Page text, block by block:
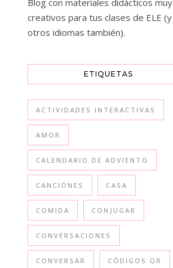
Blog con materiales didácticos muy
creativos para tus clases de ELE (y
otros idiomas también).
ETIQUETAS
ACTIVIDADES INTERACTIVAS
AMOR
CALENDARIO DE ADVIENTO
CANCIONES CASA
COMIDA CONJUGAR
CONVERSACIONES
CONVERSAR CÓDIGOS QR